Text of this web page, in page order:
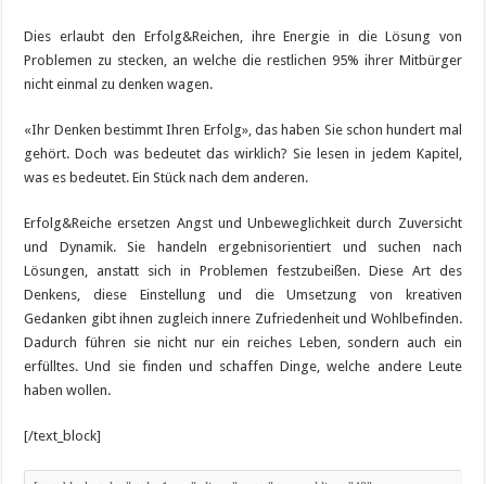
Dies erlaubt den Erfolg&Reichen, ihre Energie in die Lösung von
Problemen zu stecken, an welche die restlichen 95% ihrer Mitbürger
nicht einmal zu denken wagen.
«Ihr Denken bestimmt Ihren Erfolg», das haben Sie schon hundert mal
gehört. Doch was bedeutet das wirklich? Sie lesen in jedem Kapitel,
was es bedeutet. Ein Stück nach dem anderen.
Erfolg&Reiche ersetzen Angst und Unbeweglichkeit durch Zuversicht
und Dynamik. Sie handeln ergebnisorientiert und suchen nach
Lösungen, anstatt sich in Problemen festzubeißen. Diese Art des
Denkens, diese Einstellung und die Umsetzung von kreativen
Gedanken gibt ihnen zugleich innere Zufriedenheit und Wohlbefinden.
Dadurch führen sie nicht nur ein reiches Leben, sondern auch ein
erfülltes. Und sie finden und schaffen Dinge, welche andere Leute
haben wollen.
[/text_block]